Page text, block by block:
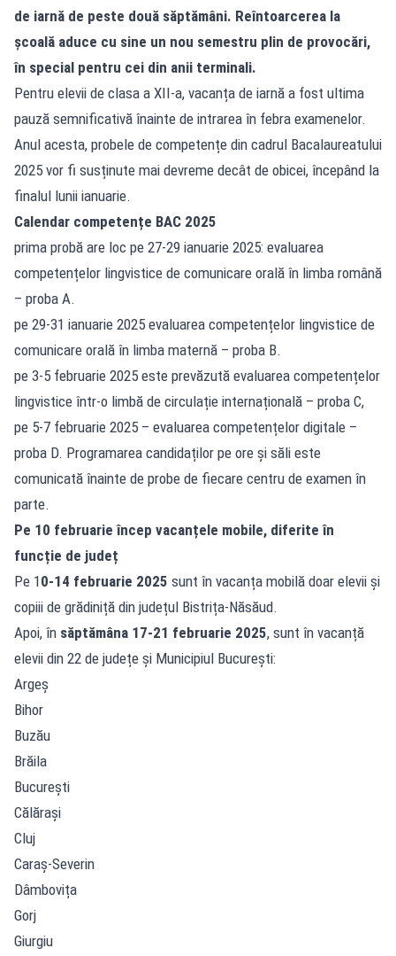
de iarnă de peste două săptămâni. Reîntoarcerea la
școală aduce cu sine un nou semestru plin de provocări,
în special pentru cei din anii terminali.
Pentru elevii de clasa a XII-a, vacanța de iarnă a fost ultima
pauză semnificativă înainte de intrarea în febra examenelor.
Anul acesta, probele de competențe din cadrul Bacalaureatului
2025 vor fi susținute mai devreme decât de obicei, începând la
finalul lunii ianuarie.
Calendar competențe BAC 2025
prima probă are loc pe 27-29 ianuarie 2025: ⁠evaluarea
competențelor lingvistice de comunicare orală în limba română
– proba A.
pe 29-31 ianuarie 2025 evaluarea competențelor lingvistice de
comunicare orală în limba maternă – proba B.
pe 3-5 februarie 2025 este prevăzută evaluarea competențelor
lingvistice într-o limbă de circulație internațională – proba C,
pe 5-7 februarie 2025 – evaluarea competențelor digitale –
proba D. Programarea candidaților pe ore și săli este
comunicată înainte de probe de fiecare centru de examen în
parte.
Pe 10 februarie încep vacanțele mobile, diferite în
funcție de județ
Pe 10-14 februarie 2025 sunt în vacanța mobilă doar elevii și
copiii de grădiniță din județul Bistrița-Năsăud.
Apoi, în săptămâna 17-21 februarie 2025, sunt în vacanță
elevii din 22 de județe și Municipiul București:
Argeș
Bihor
Buzău
Brăila
București
Călărași
Cluj
Caraș-Severin
Dâmbovița
Gorj
Giurgiu